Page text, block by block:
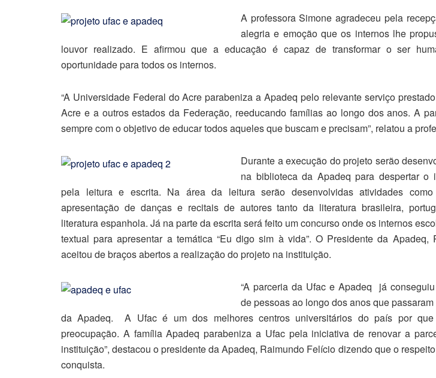
A professora Simone agradeceu pela
alegria e emoção que os internos lhe
louvor realizado. E afirmou que a educação é capaz de transformar o ser
oportunidade para todos os internos.
“A Universidade Federal do Acre parabeniza a Apadeq pelo relevante serviço
Acre e a outros estados da Federação, reeducando famílias ao longo dos anos. A
sempre com o objetivo de educar todos aqueles que buscam e precisam”, relatou a
Durante a execução do projeto serão
na biblioteca da Apadeq para despertar o
pela leitura e escrita. Na área da leitura serão desenvolvidas atividades como
apresentação de danças e recitais de autores tanto da literatura brasileira,
literatura espanhola. Já na parte da escrita será feito um concurso onde os internos
textual para apresentar a temática “Eu digo sim à vida”. O Presidente da Apadeq,
aceitou de braços abertos a realização do projeto na instituição.
“A parceria da Ufac e Apadeq já
de pessoas ao longo dos anos que
da Apadeq. A Ufac é um dos melhores centros universitários do país por que
preocupação. A família Apadeq parabeniza a Ufac pela iniciativa de renovar a
instituição”, destacou o presidente da Apadeq, Raimundo Felício dizendo que o
conquista.